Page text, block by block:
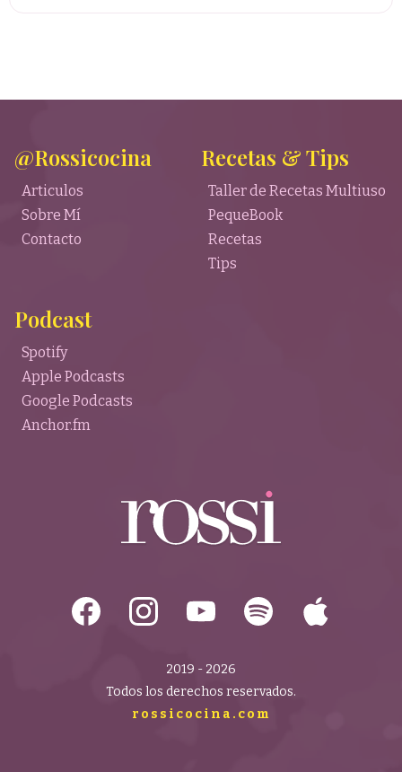
@Rossicocina
Articulos
Sobre Mí
Contacto
Recetas & Tips
Taller de Recetas Multiuso
PequeBook
Recetas
Tips
Podcast
Spotify
Apple Podcasts
Google Podcasts
Anchor.fm
2019 - 2026
Todos los derechos reservados.
rossicocina.com